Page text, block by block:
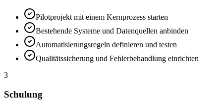
Pilotprojekt mit einem Kernprozess starten
Bestehende Systeme und Datenquellen anbinden
Automatisierungsregeln definieren und testen
Qualitätssicherung und Fehlerbehandlung einrichten
3
Schulung